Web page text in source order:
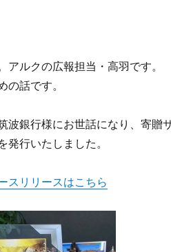
アルクの広報担当・高羽です。
の話です。
波銀行様にお世話になり、寄贈
発行いたしました。
スリリースはこちら